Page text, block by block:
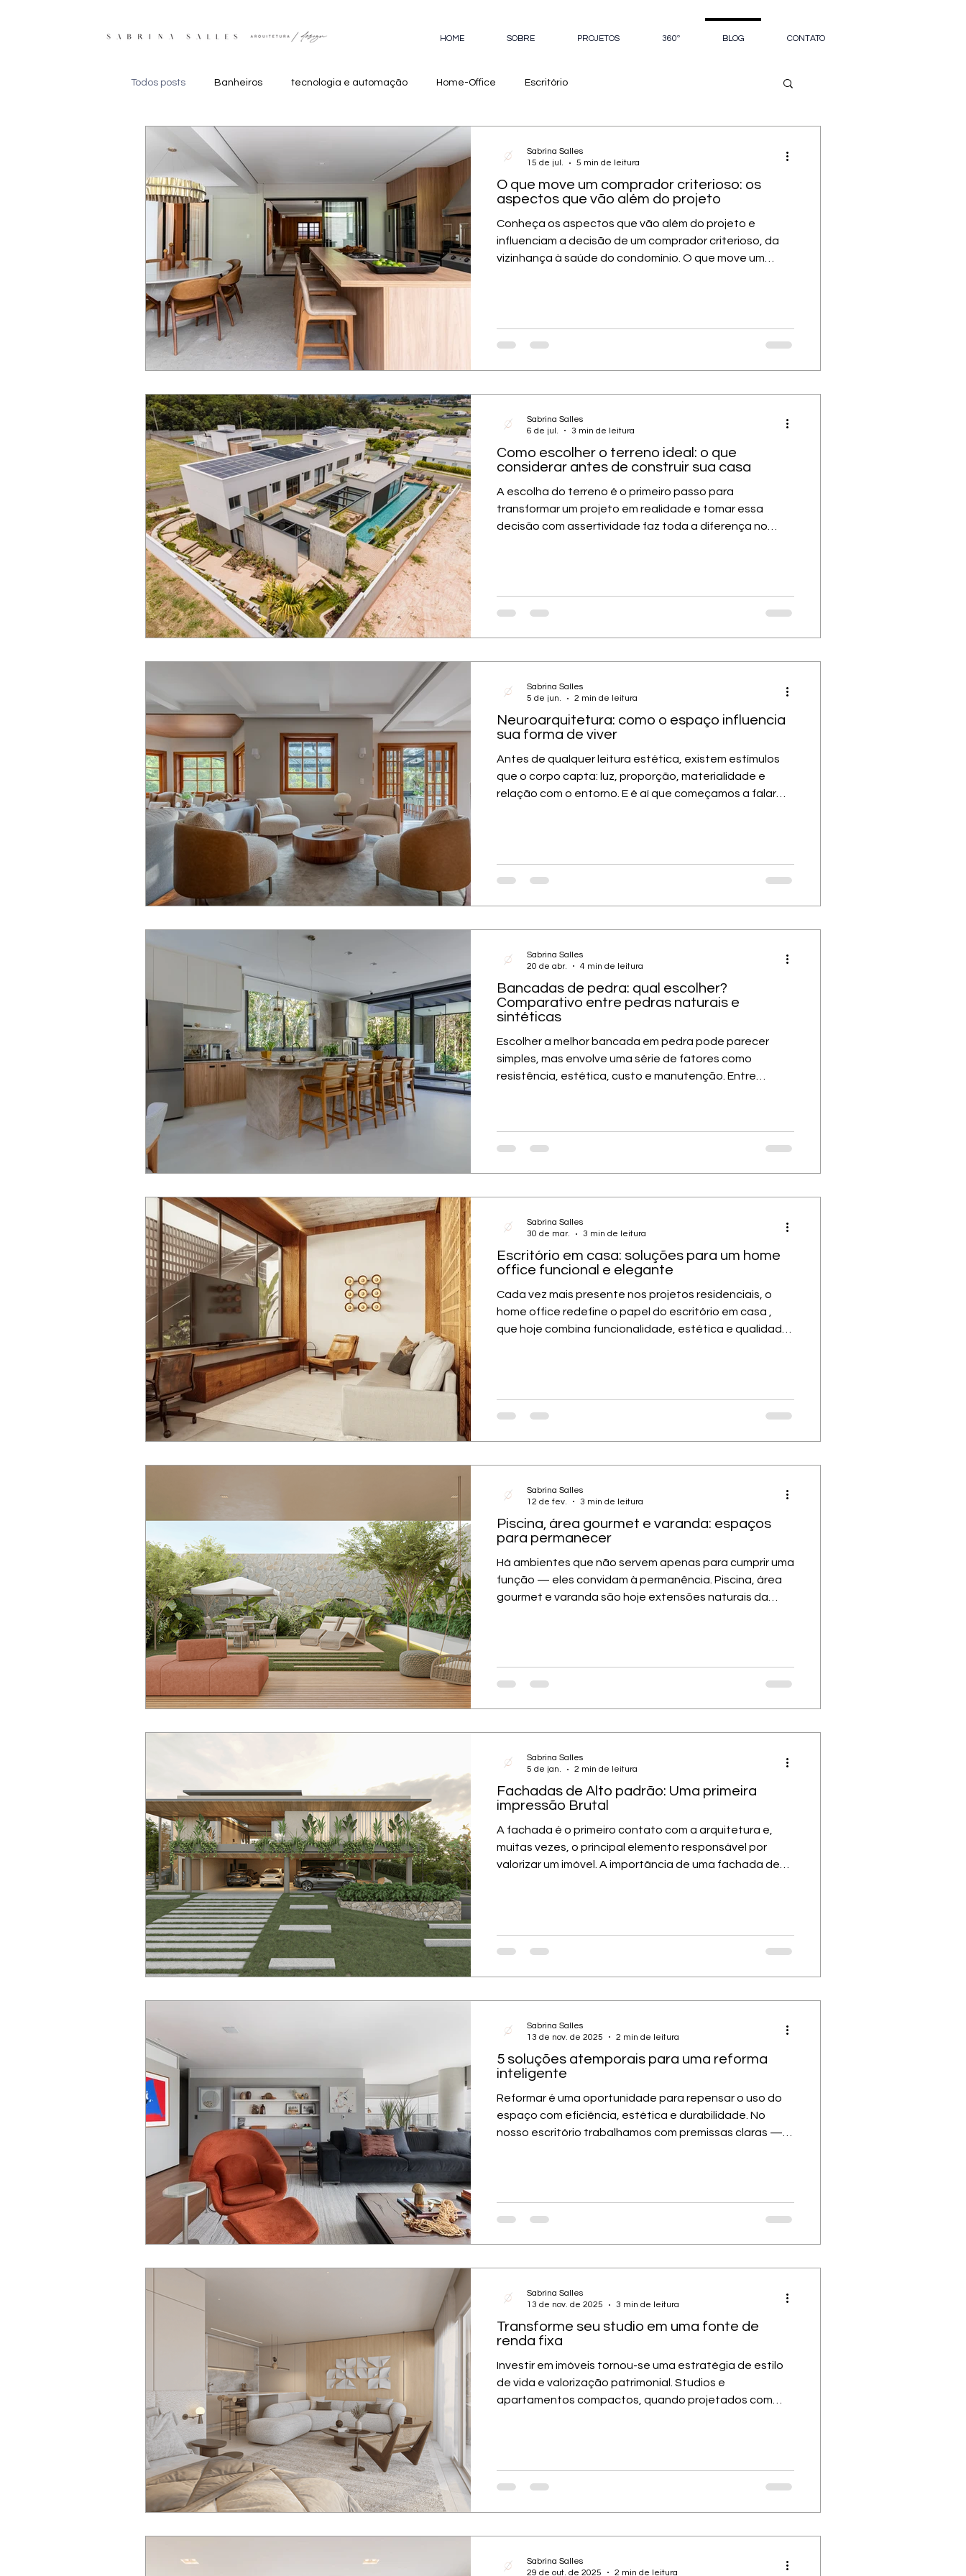
HOME SOBRE PROJETOS 360º BLOG CONTATO
Todos posts Banheiros tecnologia e automação Home-Office Escritório
O que move um comprador criterioso: os
aspectos que vão além do projeto
Conheça os aspectos que vão além do projeto e
influenciam a decisão de um comprador criterioso, da
vizinhança à saúde do condomínio. O que move um
cabeça e o conceito do projeto bem digerido. A
arquitetura, o partido, o pé-direito, a planta
Sabrina Salles
15 de jul.
5 min de leitura
Como escolher o terreno ideal: o que
considerar antes de construir sua casa
A escolha do terreno é o primeiro passo para
transformar um projeto em realidade e tomar essa
decisão com assertividade faz toda a diferença no
casa porque define como o imóvel vai se relacionar com
fatores naturais, especialmente o sol. Muitas vezes, a
Sabrina Salles
6 de jul.
3 min de leitura
Neuroarquitetura: como o espaço influencia
sua forma de viver
Antes de qualquer leitura estética, existem estímulos
que o corpo capta: luz, proporção, materialidade e
relação com o entorno. E é aí que começamos a falar
suas necessidades — ainda que inconscientes — para
que você desfrute ao máximo do seu lar e do seu
Sabrina Salles
5 de jun.
2 min de leitura
Bancadas de pedra: qual escolher?
Comparativo entre pedras naturais e
sintéticas
Escolher a melhor bancada em pedra pode parecer
simples, mas envolve uma série de fatores como
resistência, estética, custo e manutenção. Entre
compensa mais para o seu projeto, com um
escolher uma bancada em pedra Antes de
Sabrina Salles
20 de abr.
4 min de leitura
Escritório em casa: soluções para um home
office funcional e elegante
Cada vez mais presente nos projetos residenciais, o
home office redefine o papel do escritório em casa ,
que hoje combina funcionalidade, estética e qualidade
mesa em um canto, uma cadeira adaptada e a
tentativa de criar ali um espaço de trabalho. Quando a
Sabrina Salles
30 de mar.
3 min de leitura
Piscina, área gourmet e varanda: espaços
para permanecer
Há ambientes que não servem apenas para cumprir uma
função — eles convidam à permanência. Piscina, área
gourmet e varanda são hoje extensões naturais da
construções novas ou de reforma, o lazer não aparece
como um anexo. Ele nasce junto com o projeto
Sabrina Salles
12 de fev.
3 min de leitura
Fachadas de Alto padrão: Uma primeira
impressão Brutal
A fachada é o primeiro contato com a arquitetura e,
muitas vezes, o principal elemento responsável por
valorizar um imóvel. A importância de uma fachada de
arquitetônica. É ela que define o caráter do imóvel, cria
uma leitura visual coerente e estabelece a primeira
Sabrina Salles
5 de jan.
2 min de leitura
5 soluções atemporais para uma reforma
inteligente
Reformar é uma oportunidade para repensar o uso do
espaço com eficiência, estética e durabilidade. No
nosso escritório trabalhamos com premissas claras —
hoje, apresentamos cinco estratégias que utilizamos
muito ao longo deste ano, que facilitam decisões
Sabrina Salles
13 de nov. de 2025
2 min de leitura
Transforme seu studio em uma fonte de
renda fixa
Investir em imóveis tornou-se uma estratégia de estilo
de vida e valorização patrimonial. Studios e
apartamentos compactos, quando projetados com
tradicional). Como o projeto de interiores valoriza seu
investimento Hoje, o verdadeiro valor de um imóvel está
Sabrina Salles
13 de nov. de 2025
3 min de leitura
Sabrina Salles
29 de out. de 2025
2 min de leitura